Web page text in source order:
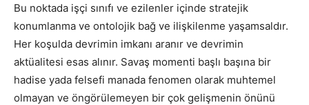
Bu noktada işçi sınıfı ve ezilenler içinde stratejik
konumlanma ve ontolojik bağ ve ilişkilenme yaşamsaldır.
Her koşulda devrimin imkanı aranır ve devrimin
aktüalitesi esas alınır. Savaş momenti başlı başına bir
hadise yada felsefi manada fenomen olarak muhtemel
olmayan ve öngörülemeyen bir çok gelişmenin önünü